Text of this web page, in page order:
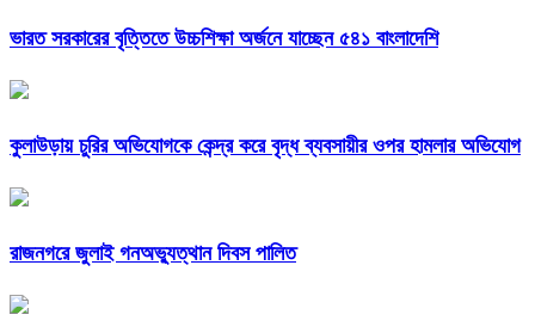
ভারত সরকারের বৃত্তিতে উচ্চশিক্ষা অর্জনে যাচ্ছেন ৫৪১ বাংলাদেশি
কুলাউড়ায় চুরির অভিযোগকে কেন্দ্র করে বৃদ্ধ ব্যবসায়ীর ওপর হামলার অভিযোগ
রাজনগরে জুলাই গনঅভ্যুত্থান দিবস পালিত